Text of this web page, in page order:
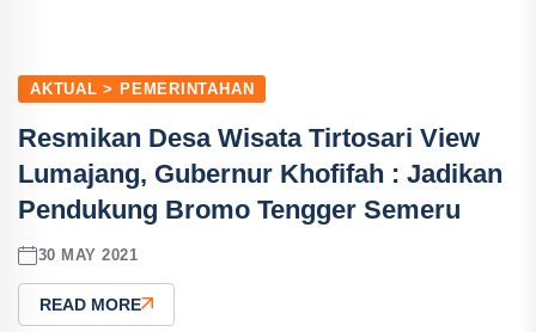
AKTUAL > PEMERINTAHAN
Resmikan Desa Wisata Tirtosari View
Lumajang, Gubernur Khofifah : Jadikan
Pendukung Bromo Tengger Semeru
30 MAY 2021
READ MORE